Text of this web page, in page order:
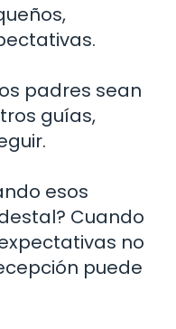
padres sean
guías,
esos
Cuando
no
puede